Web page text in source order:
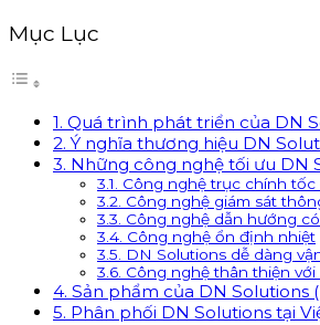
Mục Lục
1. Quá trình phát triển của DN
2. Ý nghĩa thương hiệu DN
3. Những công nghệ tối ưu DN
3.1. Công nghệ trục chính tốc
3.2. Công nghệ giám sát
3.3. Công nghệ dẫn hướng
3.4. Công nghệ ổn định nhiệt
3.5. DN Solutions dễ dàng
3.6. Công nghệ thân thiện
4. Sản phẩm của DN Solutions
5. Phân phối DN Solutions tại